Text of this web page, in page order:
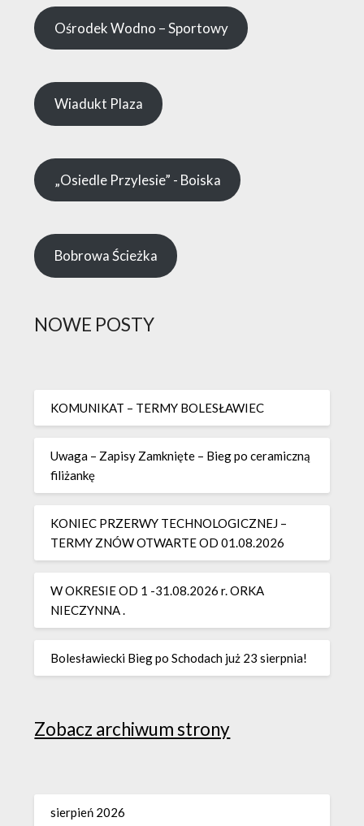
Ośrodek Wodno – Sportowy
Wiadukt Plaza
„Osiedle Przylesie” - Boiska
Bobrowa Ścieżka
NOWE POSTY
KOMUNIKAT – TERMY BOLESŁAWIEC
Uwaga – Zapisy Zamknięte – Bieg po ceramiczną
filiżankę
KONIEC PRZERWY TECHNOLOGICZNEJ –
TERMY ZNÓW OTWARTE OD 01.08.2026
W OKRESIE OD 1 -31.08.2026 r. ORKA
NIECZYNNA .
Bolesławiecki Bieg po Schodach już 23 sierpnia!
Zobacz archiwum strony
sierpień 2026